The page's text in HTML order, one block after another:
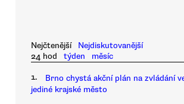
Nejčtenější
Nejdiskutovanější
24 hod
týden měsíc
1.
Brno chystá akční plán na zvládání
jediné krajské město